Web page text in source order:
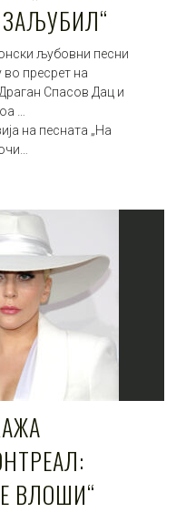
љубовни песни
пресрет на
Спасов Дац и
…
на песната „На
ВЛОШИ“